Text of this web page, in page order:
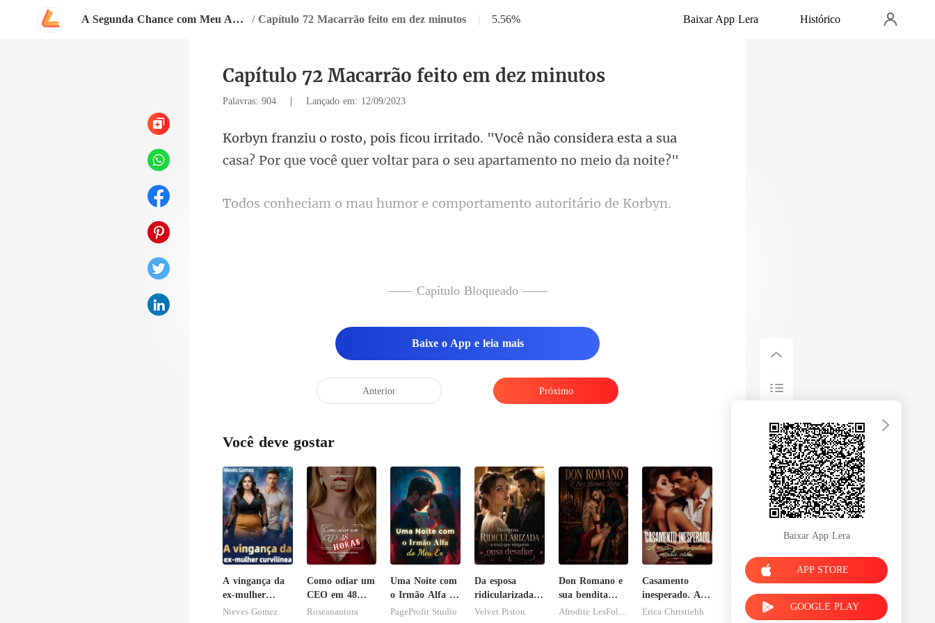
A Segunda Chance com Meu Amor Bilionário / Capítulo 72 Macarrão feito em dez minutos | 5.56% Baixar App Lera Histórico
Capítulo 72 Macarrão feito em dez minutos
Palavras: 904 | Lançado em: 12/09/2023
ê não considera esta a sua
casa? Por que você que
humor e comportamento
olhada para o seu p
—— Capítulo Bloqueado ——
Baixe o App e leia mais
Anterior Próximo
Você deve gostar
A vingança da
ex-mulher
curvilínea
Nieves Gomez
Como odiar um
CEO em 48
horas
Roseanautora
Uma Noite com
o Irmão Alfa do
Meu Ex
PageProfit Studio
Da esposa
ridicularizada à
irmã que
Velvet Piston
Don Romano e
sua bendita
ruína
Casamento
inesperado. A
noite que
Érica Christiehh
Baixar App Lera
APP STORE
GOOGLE PLAY